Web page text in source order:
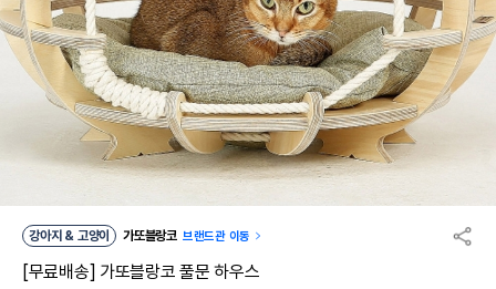
강아지 & 고양이 가또블랑코 브랜드관 이동
[무료배송] 가또블랑코 풀문 하우스